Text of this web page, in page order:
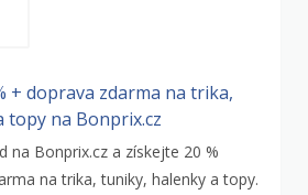
+ doprava zdarma na trika,
topy na Bonprix.cz
na Bonprix.cz a získejte 20 %
na trika, tuniky, halenky a topy.